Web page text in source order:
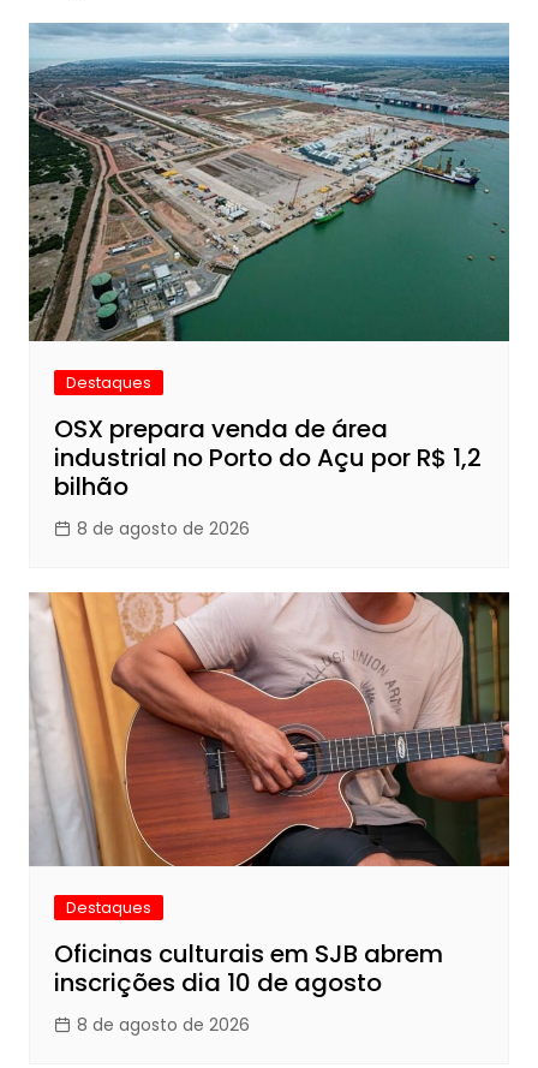
Destaques
OSX prepara venda de área
industrial no Porto do Açu por R$ 1,2
bilhão
8 de agosto de 2026
Destaques
Oficinas culturais em SJB abrem
inscrições dia 10 de agosto
8 de agosto de 2026